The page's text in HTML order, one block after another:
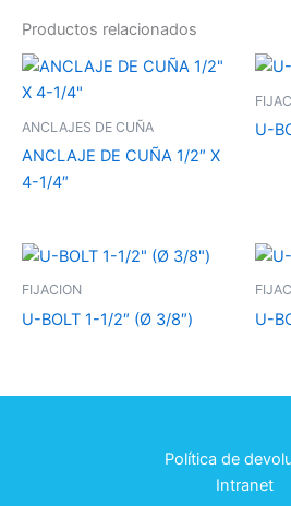
Productos relacionados
ANCLAJES DE CUÑA
ANCLAJE DE CUÑA 1/2″ X
4-1/4″
U-
FIJACION
U-BOLT 1-1/2″ (Ø 3/8″) U-
Política de
Intranet